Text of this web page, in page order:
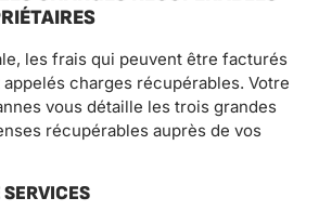
les frais qui peuvent être facturés
charges récupérables. Votre
vous détaille les trois grandes
récupérables auprès de vos
SERVICES